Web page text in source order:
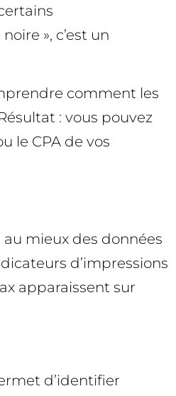
», c’est un
comment les
: vous pouvez
le CPA de vos
mieux des données
d’impressions
apparaissent sur
d’identifier